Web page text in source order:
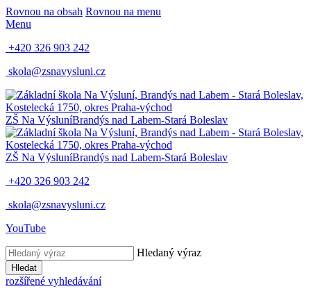
Rovnou na obsah Rovnou na menu
Menu
+420 326 903 242
skola@zsnavysluni.cz
ZŠ Na VýsluníBrandýs nad Labem-Stará Boleslav
ZŠ Na VýsluníBrandýs nad Labem-Stará Boleslav
+420 326 903 242
skola@zsnavysluni.cz
YouTube
Hledaný výraz
Hledat
rozšířené vyhledávání